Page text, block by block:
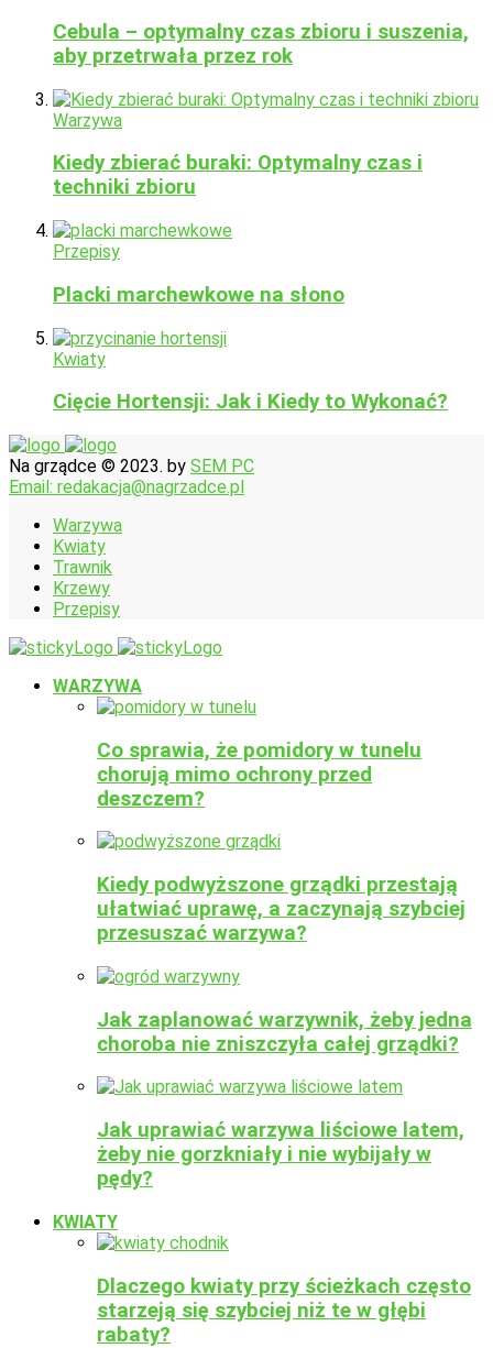
Cebula – optymalny czas zbioru i suszenia,
aby przetrwała przez rok
Warzywa
Kiedy zbierać buraki: Optymalny czas i
techniki zbioru
Przepisy
Placki marchewkowe na słono
Kwiaty
Cięcie Hortensji: Jak i Kiedy to Wykonać?
Na grządce © 2023. by SEM PC
Email: redakacja@nagrzadce.pl
Warzywa
Kwiaty
Trawnik
Krzewy
Przepisy
WARZYWA
Co sprawia, że pomidory w tunelu
chorują mimo ochrony przed
deszczem?
Kiedy podwyższone grządki przestają
ułatwiać uprawę, a zaczynają szybciej
przesuszać warzywa?
Jak zaplanować warzywnik, żeby jedna
choroba nie zniszczyła całej grządki?
Jak uprawiać warzywa liściowe latem,
żeby nie gorzkniały i nie wybijały w
pędy?
KWIATY
Dlaczego kwiaty przy ścieżkach często
starzeją się szybciej niż te w głębi
rabaty?